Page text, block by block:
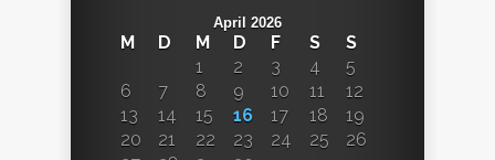
April 2026
M D M D F S
S
1
2 3 4
5
6
7 8 9 10 11
12
13
14 15 16 17 18
19
20
21 22 23 24 25
26